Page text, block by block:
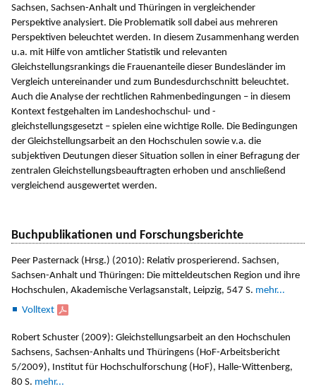
Sachsen, Sachsen-Anhalt und Thüringen in vergleichender
Perspektive analysiert. Die Problematik soll dabei aus mehreren
Perspektiven beleuchtet werden. In diesem Zusammenhang werden
u.a. mit Hilfe von amtlicher Statistik und relevanten
Gleichstellungsrankings die Frauenanteile dieser Bundesländer im
Vergleich untereinander und zum Bundesdurchschnitt beleuchtet.
Auch die Analyse der rechtlichen Rahmenbedingungen – in diesem
Kontext festgehalten im Landeshochschul- und -
gleichstellungsgesetzt – spielen eine wichtige Rolle. Die Bedingungen
der Gleichstellungsarbeit an den Hochschulen sowie v.a. die
subjektiven Deutungen dieser Situation sollen in einer Befragung der
zentralen Gleichstellungsbeauftragten erhoben und anschließend
vergleichend ausgewertet werden.
Buchpublikationen und Forschungsberichte
Peer Pasternack (Hrsg.) (2010): Relativ prosperierend. Sachsen‚
Sachsen-Anhalt und Thüringen: Die mitteldeutschen Region und ihre
Hochschulen, Akademische Verlagsanstalt, Leipzig, 547 S. mehr...
Volltext
Robert Schuster (2009): Gleichstellungsarbeit an den Hochschulen
Sachsens‚ Sachsen-Anhalts und Thüringens (HoF-Arbeitsbericht
5/2009), Institut für Hochschulforschung (HoF), Halle-Wittenberg,
80 S. mehr...